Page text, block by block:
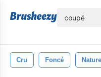
Cru Foncé Naturel